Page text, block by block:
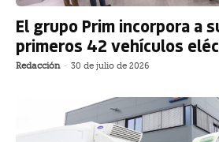
El grupo Prim incorpora a
primeros 42 vehículos
Redacción - 30 de julio de 2026